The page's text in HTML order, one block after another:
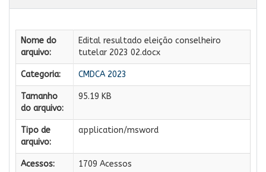
Nome do
arquivo:
Edital resultado eleição conselheiro
tutelar 2023 02.docx
Categoria: CMDCA 2023
Tamanho
do arquivo:
95.19 KB
Tipo de
arquivo:
application/msword
Acessos: 1709 Acessos